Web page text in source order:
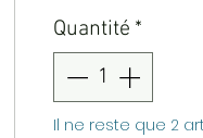
Quantité *
Il ne reste que 2